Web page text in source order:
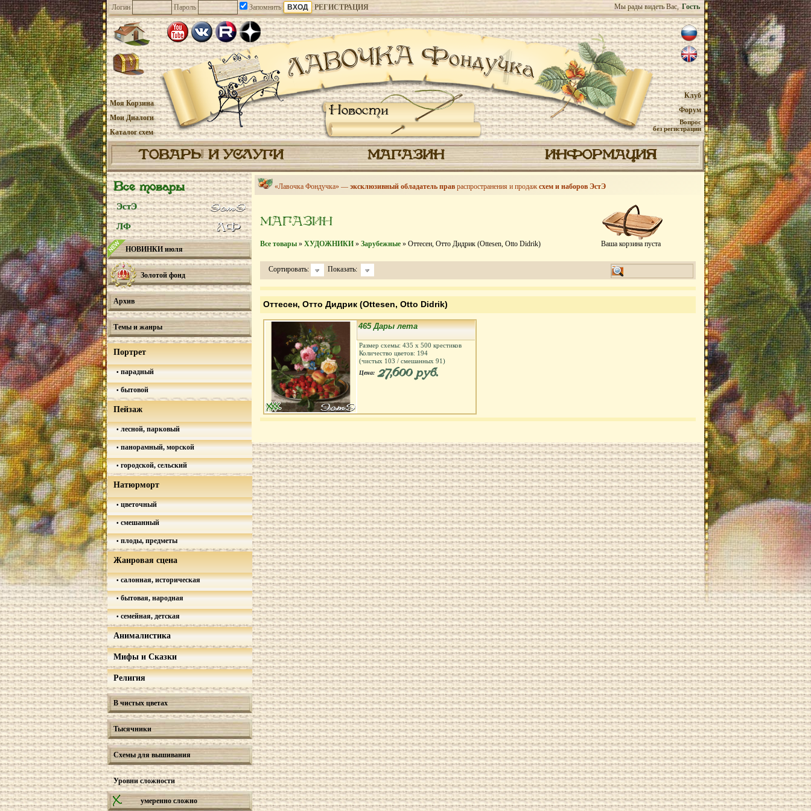
Логин Пароль Запомнить РЕГИСТРАЦИЯ Мы рады видеть Вас, Гость
Новости
Моя Корзина
Мои Диалоги
Каталог схем
Клуб
Форум
Вопрос
без регистрации
ТОВАРЫ И УСЛУГИ МАГАЗИН ИНФОРМАЦИЯ
Все товары
ЭстЭ
ЛФ
НОВИНКИ июля
Золотой фонд
Архив
Темы и жанры
Портрет
парадный
бытовой
Пейзаж
лесной, парковый
панорамный, морской
городской, сельский
Натюрморт
цветочный
смешанный
плоды, предметы
Жанровая сцена
салонная, историческая
бытовая, народная
семейная, детская
Анималистика
Мифы и Сказки
Религия
В чистых цветах
Тысячники
Схемы для вышивания
Уровни сложности
умеренно сложно
«Лавочка Фондучка» — эксклюзивный обладатель прав распространения и продажсхем и наборов ЭстЭ
Ваша корзина пуста
МАГАЗИН
Все товары » ХУДОЖНИКИ » Зарубежные » Оттесен, Отто Дидрик (Ottesen, Otto Didrik)
Сортировать: Показать:
Оттесен, Отто Дидрик (Ottesen, Otto Didrik)
465 Дары лета
Размер схемы: 435 х 500 крестиков
Количество цветов: 194
(чистых 103 / смешанных 91)
Цена: 27,600 руб.